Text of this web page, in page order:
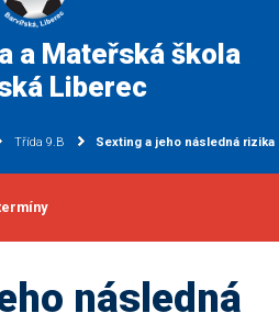
a Mateřská škola
Liberec
Třída 9.B Sexting a jeho následná rizika
následná